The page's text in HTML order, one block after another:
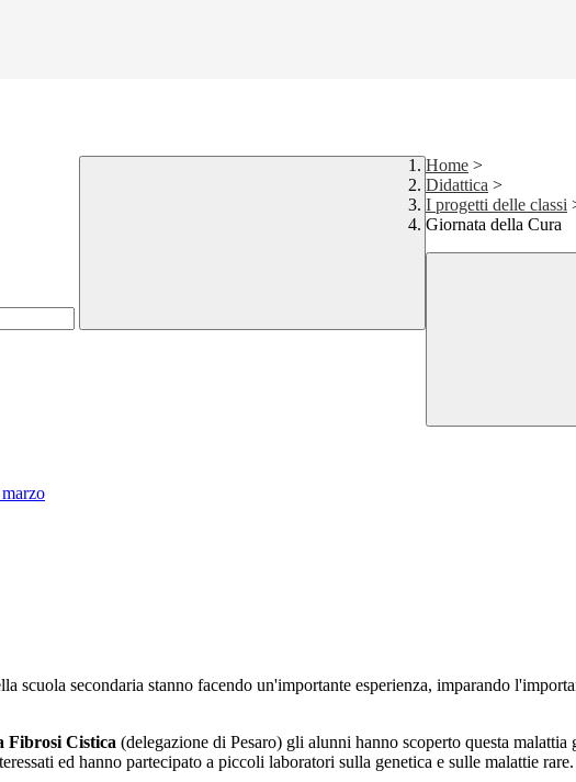
Home >
Didattica >
I progetti delle classi
Giornata della Cura
scuola secondaria stanno facendo un'importante esperienza, imparando
Fibrosi Cistica (delegazione di Pesaro) gli alunni hanno scoperto questa
ed hanno partecipato a piccoli laboratori sulla genetica e sulle malattie rare.